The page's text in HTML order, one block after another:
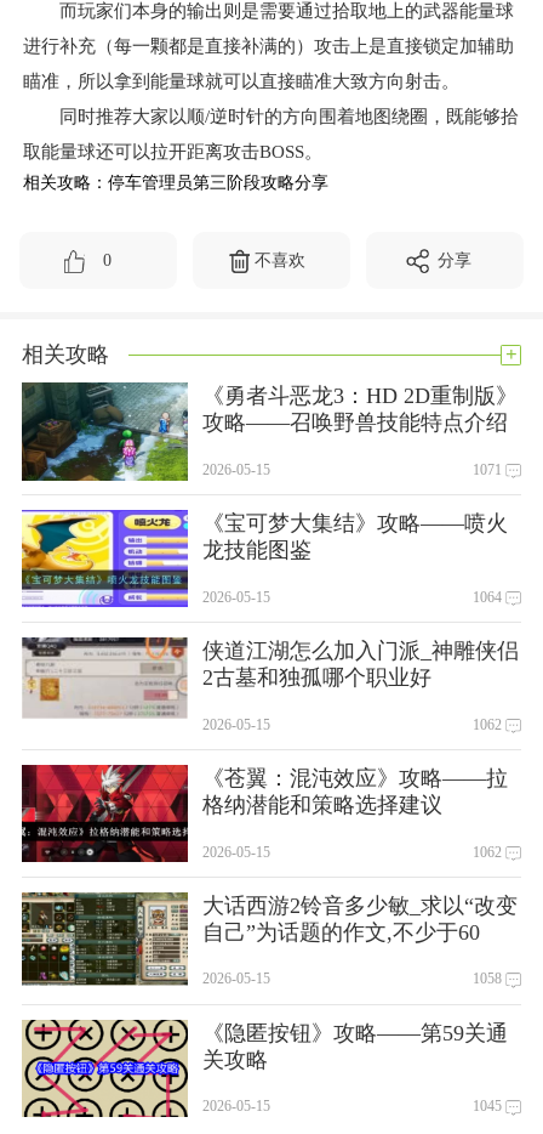
而玩家们本身的输出则是需要通过拾取地上的武器能量球
进行补充（每一颗都是直接补满的）攻击上是直接锁定加辅助
瞄准，所以拿到能量球就可以直接瞄准大致方向射击。
同时推荐大家以顺/逆时针的方向围着地图绕圈，既能够拾
取能量球还可以拉开距离攻击BOSS。
相关攻略：停车管理员第三阶段攻略分享
0 不喜欢 分享
相关攻略 +
《勇者斗恶龙3：HD 2D重制版》
攻略——召唤野兽技能特点介绍
2026-05-15 1071
《宝可梦大集结》攻略——喷火
龙技能图鉴
2026-05-15 1064
侠道江湖怎么加入门派_神雕侠侣
2古墓和独孤哪个职业好
2026-05-15 1062
《苍翼：混沌效应》攻略——拉
格纳潜能和策略选择建议
2026-05-15 1062
大话西游2铃音多少敏_求以“改变
自己”为话题的作文,不少于60
2026-05-15 1058
《隐匿按钮》攻略——第59关通
关攻略
2026-05-15 1045